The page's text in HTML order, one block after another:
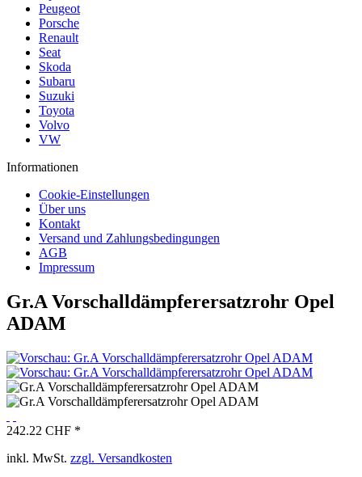
Peugeot
Porsche
Renault
Seat
Skoda
Subaru
Suzuki
Toyota
Volvo
VW
Informationen
Cookie-Einstellungen
Über uns
Kontakt
Versand und Zahlungsbedingungen
AGB
Impressum
Gr.A Vorschalldämpferersatzrohr Opel
ADAM
242.22 CHF *
inkl. MwSt. zzgl. Versandkosten